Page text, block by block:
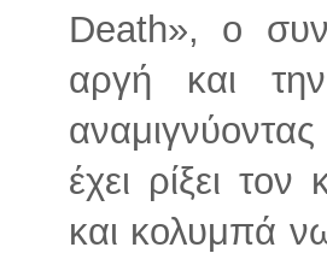
Death», ο
αργή και την
έχει ρίξει
και κολυμπά